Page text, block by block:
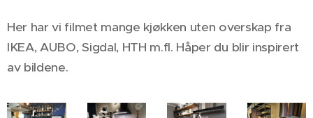
Her har vi filmet mange kjøkken uten overskap fra
IKEA, AUBO, Sigdal, HTH m.fl. Håper du blir inspirert
av bildene.